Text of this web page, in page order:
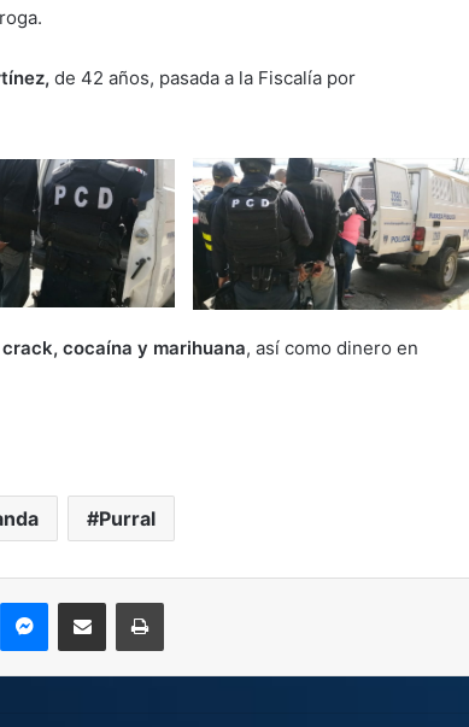
de 42 años, pasada a la Fiscalía por
cocaína y marihuana, así como dinero en
Purral
MessengerCompartir por correo electrónicoImprimir